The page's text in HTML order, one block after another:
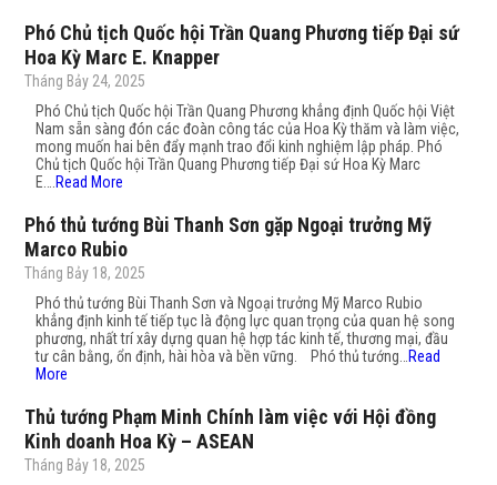
Phó Chủ tịch Quốc hội Trần Quang Phương tiếp Đại sứ
Hoa Kỳ Marc E. Knapper
Tháng Bảy 24, 2025
Phó Chủ tịch Quốc hội Trần Quang Phương khẳng định Quốc hội Việt
Nam sẵn sàng đón các đoàn công tác của Hoa Kỳ thăm và làm việc,
mong muốn hai bên đẩy mạnh trao đổi kinh nghiệm lập pháp. Phó
Chủ tịch Quốc hội Trần Quang Phương tiếp Đại sứ Hoa Kỳ Marc
E…. Read More
Phó thủ tướng Bùi Thanh Sơn gặp Ngoại trưởng Mỹ
Marco Rubio
Tháng Bảy 18, 2025
Phó thủ tướng Bùi Thanh Sơn và Ngoại trưởng Mỹ Marco Rubio
khẳng định kinh tế tiếp tục là động lực quan trọng của quan hệ song
phương, nhất trí xây dựng quan hệ hợp tác kinh tế, thương mại, đầu
tư cân bằng, ổn định, hài hòa và bền vững. Phó thủ tướng… Read
More
Thủ tướng Phạm Minh Chính làm việc với Hội đồng
Kinh doanh Hoa Kỳ – ASEAN
Tháng Bảy 18, 2025